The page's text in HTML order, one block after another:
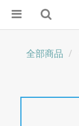
全部商品